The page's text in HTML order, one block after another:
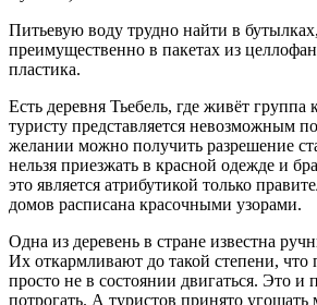
Питьевую воду трудно найти в
преимущественно в пакетах из
пластика.
Есть деревня Тьебель, где живёт
туристу представляется невозможным
желании можно получить разрешение
нельзя приезжать в красной одежде и
это является атрибутикой только
домов расписана красочными узорами.
Одна из деревень в стране известна
Их откармливают до такой степени,
просто не в состоянии двигаться. Это и
потрогать. А туристов принято